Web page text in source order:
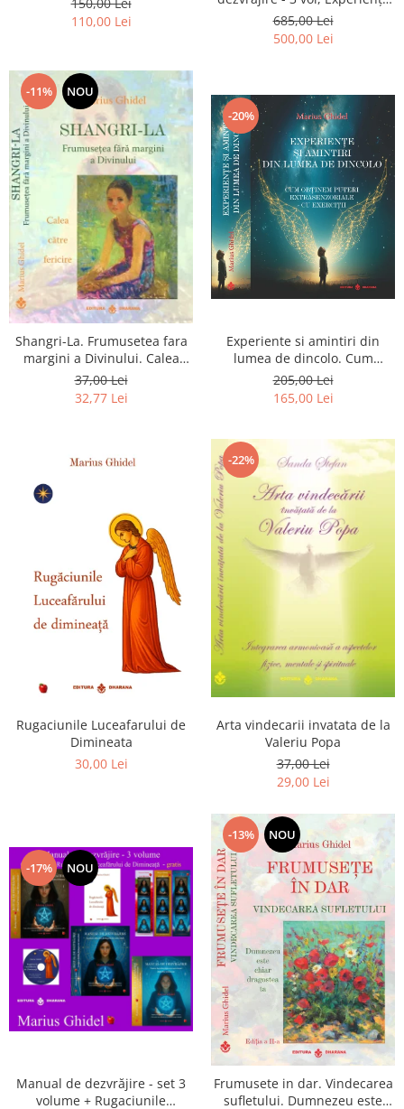
110,00 Lei
și amintiri, Rugăciunile
Luceafarului de dimineata) -
Marius Ghidel
685,00 Lei
500,00 Lei
-11% NOU
Shangri-La. Frumusetea fara
margini a Divinului. Calea
catre fericire
37,00 Lei
32,77 Lei
-20%
Experiente si amintiri din
lumea de dincolo. Cum
obtinem puteri
extrasenzoriale - cu exercitii
205,00 Lei
165,00 Lei
Rugaciunile Luceafarului de
Dimineata
30,00 Lei
-22%
Arta vindecarii invatata de la
Valeriu Popa
37,00 Lei
29,00 Lei
-17% NOU
Manual de dezvrăjire - set 3
volume + Rugaciunile
-13% NOU
Frumusete in dar. Vindecarea
sufletului. Dumnezeu este